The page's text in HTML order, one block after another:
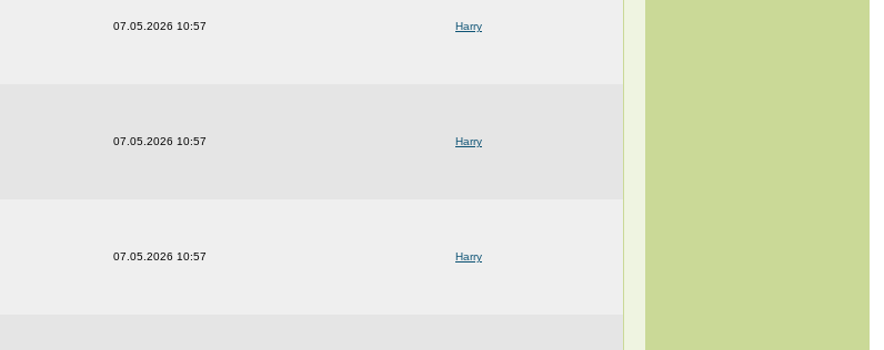
07.05.2026 10:57 Harry
07.05.2026 10:57 Harry
07.05.2026 10:57 Harry